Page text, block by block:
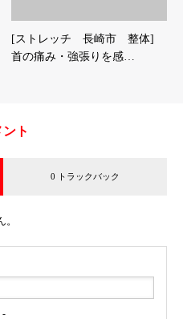
[ストレッチ 長崎市 整体]
首の痛み・強張りを感…
ント
0 トラックバック
-